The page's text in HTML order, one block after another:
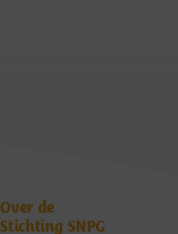
Over de
Stichting SNPG